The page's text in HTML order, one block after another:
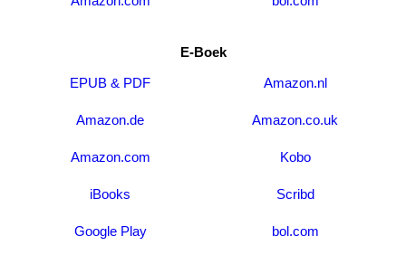
E-Boek
EPUB & PDF
Amazon.nl
Amazon.de Amazon.co.uk
Amazon.com Kobo
iBooks Scribd
Google Play bol.com